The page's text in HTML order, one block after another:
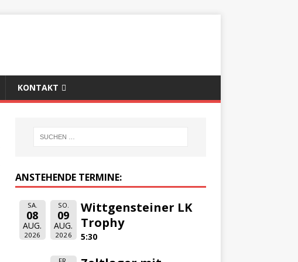
KONTAKT
ANSTEHENDE TERMINE:
SA.
08
AUG.
2026
SO.
09
AUG.
2026
Wittgensteiner LK
Trophy
5:30